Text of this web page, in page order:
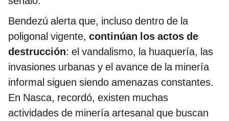
Bendezú alerta que, incluso dentro de la
poligonal vigente, continúan los actos de
destrucción: el vandalismo, la huaquería, las
invasiones urbanas y el avance de la minería
informal siguen siendo amenazas constantes.
En Nasca, recordó, existen muchas
actividades de minería artesanal que buscan